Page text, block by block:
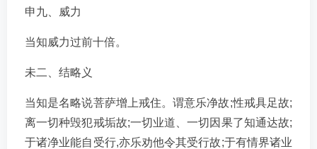
申九、威力
当知威力过前十倍。
未二、结略义
当知是名略说菩萨增上戒住。谓意乐净故;性戒具足故;
离一切种毁犯戒垢故;一切业道、一切因果了知通达故;
于诸净业能自受行,亦乐劝他令其受行故;于有情界诸业